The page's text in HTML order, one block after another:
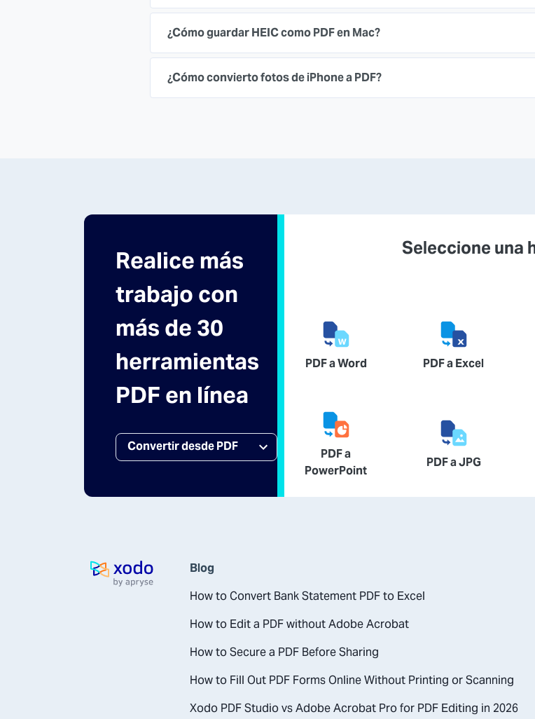
¿Cómo guardar HEIC como PDF en Mac?
¿Cómo convierto fotos de iPhone a PDF?
Realice más
trabajo con
más de 30
herramientas
PDF en línea
Seleccione una
PDF a Word PDF a Excel
PDF a
PowerPoint
PDF a JPG
página de inicio
Blog
How to Convert Bank Statement PDF to Excel
How to Edit a PDF without Adobe Acrobat
How to Secure a PDF Before Sharing
How to Fill Out PDF Forms Online Without Printing or Scanning
Xodo PDF Studio vs Adobe Acrobat Pro for PDF Editing in 2026